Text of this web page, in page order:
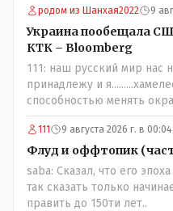
частотности появления в
комбинаций генов
без того основательно
естественный отбор.
родом из Шанхая2022 9
Украина пообещала
КТК – Bloomberg
111: наш русский мир нас
принадлежу и
способностью менять
111 9 августа 2026 г. в 00:04
Флуд и оффтопик
saba: Сказал, что его
так сказать только
править до 150ти лет..